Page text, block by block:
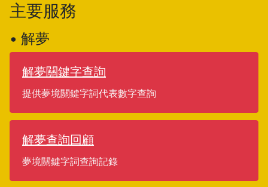
主要服務
• 解夢
解夢關鍵字查詢
提供夢境關鍵字詞代表數字查詢
解夢查詢回顧
夢境關鍵字詞查詢記錄